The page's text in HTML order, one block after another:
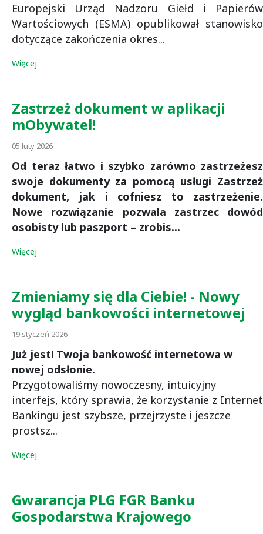
Europejski Urząd Nadzoru Giełd i Papierów
Wartościowych (ESMA) opublikował stanowisko
dotyczące zakończenia okres...
Więcej
Zastrzeż dokument w aplikacji
mObywatel!
05 luty 2026
Od teraz łatwo i szybko zarówno zastrzeżesz
swoje dokumenty za pomocą usługi Zastrzeż
dokument, jak i cofniesz to zastrzeżenie.
Nowe rozwiązanie pozwala zastrzec dowód
osobisty lub paszport – zrobis...
Więcej
Zmieniamy się dla Ciebie! - Nowy
wygląd bankowości internetowej
19 styczeń 2026
Już jest! Twoja bankowość internetowa w
nowej odsłonie.
Przygotowaliśmy nowoczesny, intuicyjny
interfejs, który sprawia, że korzystanie z Internet
Bankingu jest szybsze, przejrzyste i jeszcze
prostsz...
Więcej
Gwarancja PLG FGR Banku
Gospodarstwa Krajowego